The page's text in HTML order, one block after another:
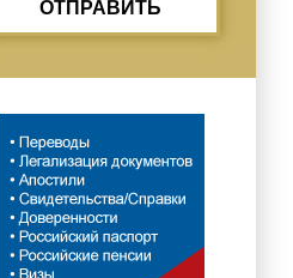
ОТПРАВИТЬ